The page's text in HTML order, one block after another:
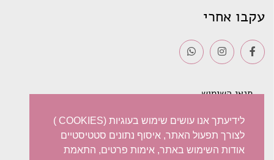
עקבו אחרי
תנאי השימוש
משלוחים
מדיניות פרטיות
לידיעתך אנו עושים שימוש בעוגיות (COOKIES )
לצורך תפעול האתר, איסוף נתונים סטטיסטיים
אודות השימוש באתר, אימות פרטים, התאמת